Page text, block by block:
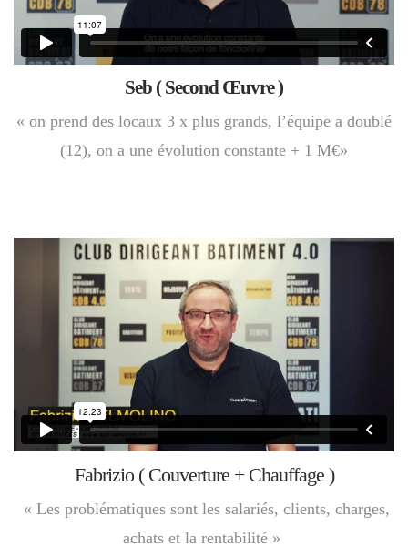
Seb ( Second Œuvre )
« on prend des locaux 3 x plus grands, l’équipe a doublé
(12), on a une évolution constante + 1 M€»
Fabrizio ( Couverture + Chauffage )
« Les problématiques sont les salariés, clients, charges,
achats et la rentabilité »